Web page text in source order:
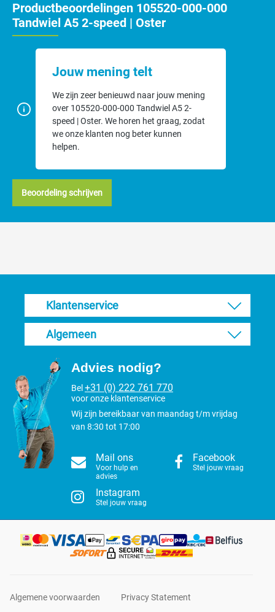
Productbeoordelingen 105520-000-000
Tandwiel A5 2-speed | Oster
Jouw mening telt
We zijn zeer benieuwd naar jouw mening
over 105520-000-000 Tandwiel A5 2-
speed | Oster. We horen het graag, zodat
we onze klanten nog beter kunnen
helpen.
Beoordeling schrijven
Klantenservice
Algemeen
Advies nodig?
Bel +31 (0) 222 761 770
voor onze klantenservice
Wij zijn bereikbaar van maandag t/m vrijdag
van 8:30 tot 17:00
Mail ons
Voor hulp en
advies
Facebook
Stel jouw vraag
Instagram
Stel jouw vraag
Algemene voorwaarden
Privacy Statement